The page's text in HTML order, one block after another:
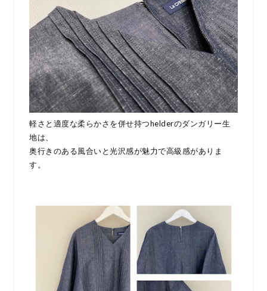
軽さと適度な柔らかさを併せ持つhelderのダンガリー生
地は、
奥行きのある風合いと光沢感が魅力で高級感がありま
す。